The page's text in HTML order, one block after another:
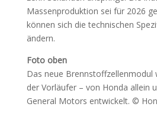
Massenproduktion sei für 2026
können sich die technischen
ändern.
Foto oben
Das neue Brennstoffzellenmodul
der Vorläufer – von Honda allein
General Motors entwickelt. ©